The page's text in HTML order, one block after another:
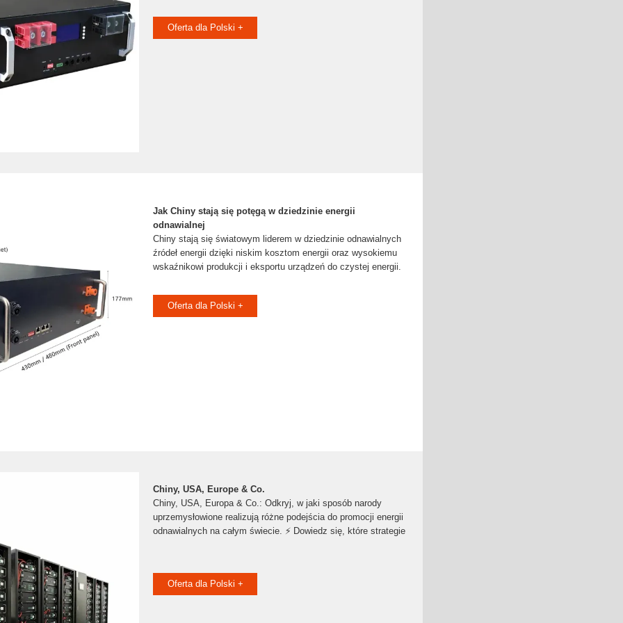
Oferta dla Polski +
Jak Chiny stają się potęgą w dziedzinie energii
odnawialnej
Chiny stają się światowym liderem w dziedzinie odnawialnych
źródeł energii dzięki niskim kosztom energii oraz wysokiemu
wskaźnikowi produkcji i eksportu urządzeń do czystej energii.
Oferta dla Polski +
Chiny, USA, Europe & Co.
Chiny, USA, Europa & Co.: Odkryj, w jaki sposób narody
uprzemysłowione realizują różne podejścia do promocji energii
odnawialnych na całym świecie. ⚡ Dowiedz się, które strategie
Oferta dla Polski +